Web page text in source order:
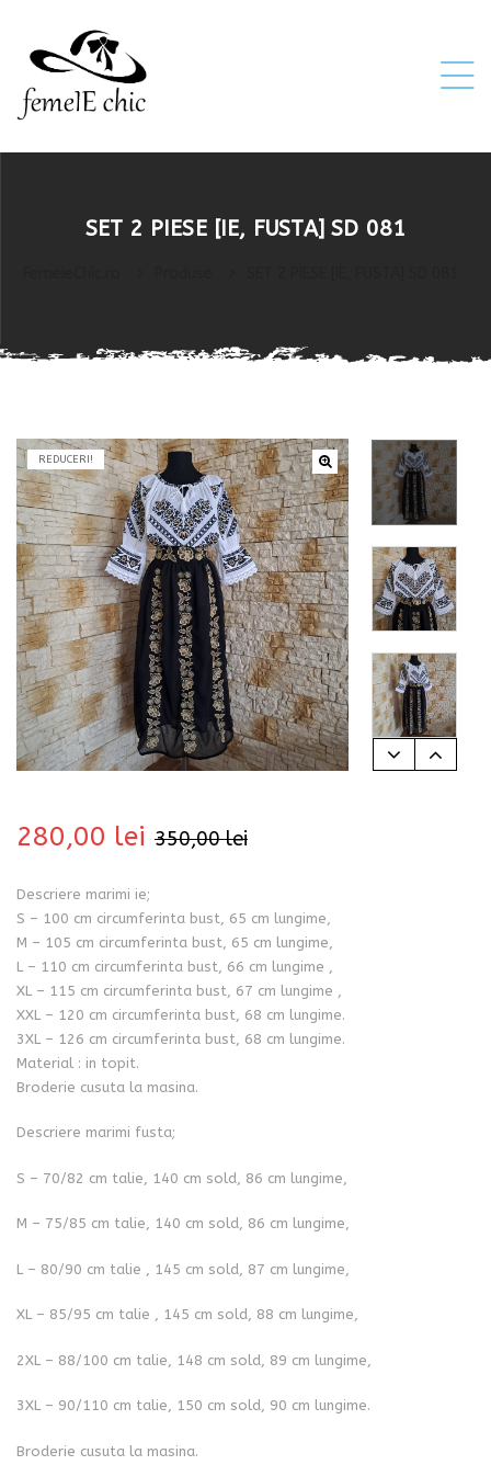
SET 2 PIESE [IE, FUSTA] SD 081
REDUCERI!
350,00lei
280,00 lei
Descriere marimi ie;
S – 100 cm circumferinta bust, 65 cm lungime,
M – 105 cm circumferinta bust, 65 cm lungime,
L – 110 cm circumferinta bust, 66 cm lungime ,
XL – 115 cm circumferinta bust, 67 cm lungime ,
XXL – 120 cm circumferinta bust, 68 cm lungime.
3XL – 126 cm circumferinta bust, 68 cm lungime.
Material : in topit.
Broderie cusuta la masina.
Descriere marimi fusta;
S – 70/82 cm talie, 140 cm sold, 86 cm lungime,
M – 75/85 cm talie, 140 cm sold, 86 cm lungime,
L – 80/90 cm talie , 145 cm sold, 87 cm lungime,
XL – 85/95 cm talie , 145 cm sold, 88 cm lungime,
2XL – 88/100 cm talie, 148 cm sold, 89 cm lungime,
3XL – 90/110 cm talie, 150 cm sold, 90 cm lungime.
Broderie cusuta la masina.